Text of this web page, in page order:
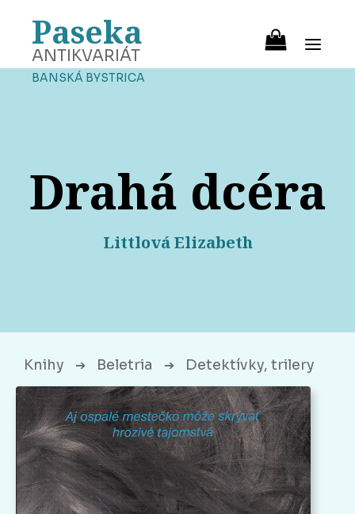
Paseka
ANTIKVARIÁT
BANSKÁ BYSTRICA
Drahá dcéra
Littlová Elizabeth
Knihy ➔ Beletria ➔ Detektívky, trilery